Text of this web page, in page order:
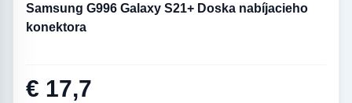
Samsung G996 Galaxy S21+ Doska nabíjacieho
konektora
€ 17,7